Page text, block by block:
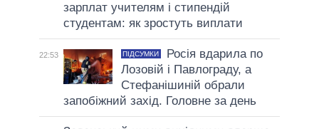
зарплат учителям і стипендій
студентам: як зростуть виплати
22:53 ПІДСУМКИ
Росія вдарила по
Лозовій і Павлограду, а
Стефанішиній обрали
запобіжний захід. Головне за день